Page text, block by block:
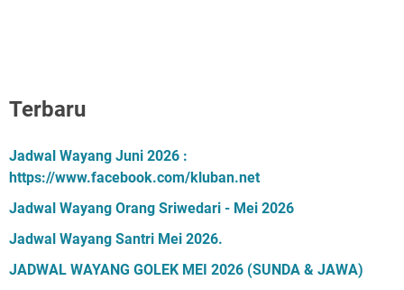
Terbaru
Jadwal Wayang Juni 2026 :
https://www.facebook.com/kluban.net
Jadwal Wayang Orang Sriwedari - Mei 2026
Jadwal Wayang Santri Mei 2026.
JADWAL WAYANG GOLEK MEI 2026 (SUNDA & JAWA)